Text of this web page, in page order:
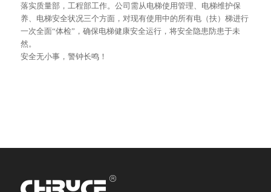
落实质量部，工程部工作。公司需从电梯使用管理、电梯维护保
养、电梯安全状况三个方面，对现有使用中的所有电（扶）梯进行
一次全面“体检”，确保电梯健康安全运行，将安全隐患防患于未
然。
安全无小事，警钟长鸣！